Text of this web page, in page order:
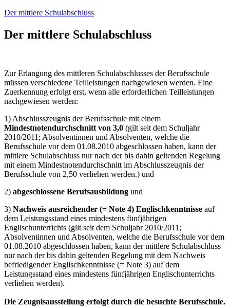
Der mittlere Schulabschluss
Der mittlere Schulabschluss
Zur Erlangung des mittleren Schulabschlusses der Berufsschule
müssen verschiedene Teilleistungen nachgewiesen werden. Eine
Zuerkennung erfolgt erst, wenn alle erforderlichen Teilleistungen
nachgewiesen werden:
1) Abschlusszeugnis der Berufsschule mit einem
Mindestnotendurchschnitt von 3,0 (gilt seit dem Schuljahr
2010/2011; Absolventinnen und Absolventen, welche die
Berufsschule vor dem 01.08.2010 abgeschlossen haben, kann der
mittlere Schulabschluss nur nach der bis dahin geltenden Regelung
mit einem Mindestnotendurchschnitt im Abschlusszeugnis der
Berufsschule von 2,50 verliehen werden.) und
2) abgeschlossene Berufsausbildung und
3) Nachweis ausreichender (= Note 4) Englischkenntnisse auf
dem Leistungsstand eines mindestens fünfjährigen
Englischunterrichts (gilt seit dem Schuljahr 2010/2011;
Absolventinnen und Absolventen, welche die Berufsschule vor dem
01.08.2010 abgeschlossen haben, kann der mittlere Schulabschluss
nur nach der bis dahin geltenden Regelung mit dem Nachweis
befriedigender Englischkenntnisse (= Note 3) auf dem
Leistungsstand eines mindestens fünfjährigen Englischunterrichts
verliehen werden).
Die Zeugnisausstellung erfolgt durch die besuchte Berufsschule.